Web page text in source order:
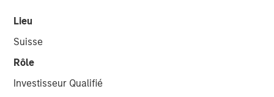
Lieu
Suisse
Rôle
Investisseur Qualifié
Morgan Stanley Capital
Partners Acquires RowCal